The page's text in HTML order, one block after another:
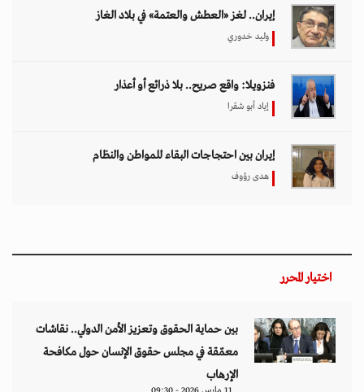
إيران.. لغز «العطش والعتمة» في بلاد الغاز
وليد خدوري
فنزويلا: واقع صريح.. بلا ذرائع أو أعذار
إياد أبو شقرا
إيران بين احتجاجات البقاء للمواطن والنظام
هدى رؤوف
اختيار المحرر
بين حماية الحقوق وتعزيز الأمن الدولي.. نقاشات
معمّقة في مجلس حقوق الإنسان حول مكافحة
الإرهاب